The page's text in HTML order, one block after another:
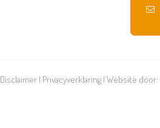
Disclaimer | Privacyverklaring | Website door: